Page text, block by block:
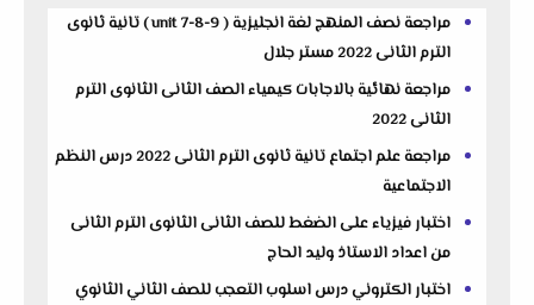
مراجعة نصف المنهج لغة انجليزية ( unit 7-8-9 ) تانية ثانوى
الترم الثانى 2022 مستر جلال
مراجعة نهائية بالاجابات كيمياء الصف الثانى الثانوى الترم
الثانى 2022
مراجعة علم اجتماع تانية ثانوى الترم الثانى 2022 درس النظم
الاجتماعية
اختبار فيزياء على الضغط للصف الثانى الثانوى الترم الثانى
من اعداد الاستاذ وليد الحاج
اختبار الكتروني درس اسلوب التعجب للصف الثاني الثانوي